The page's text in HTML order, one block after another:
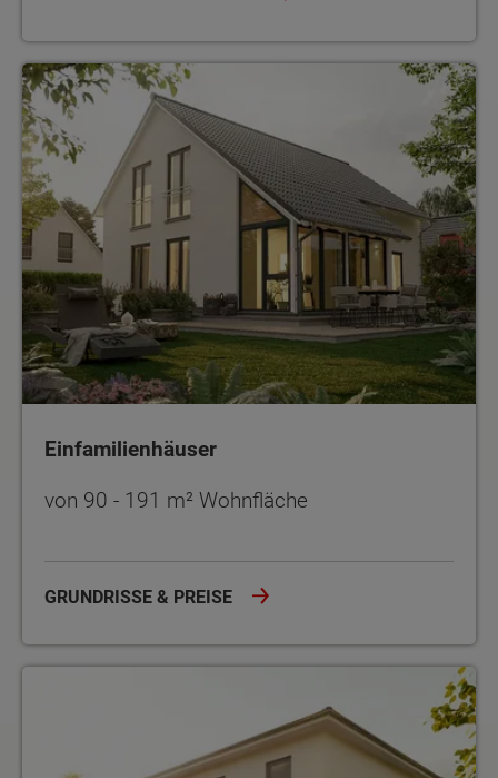
Einfamilienhäuser
Einfamilienhäuser
von 90 - 191 m² Wohnfläche
GRUNDRISSE & PREISE